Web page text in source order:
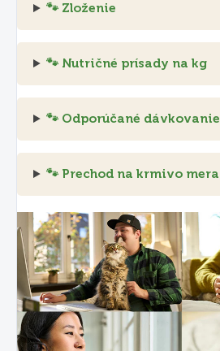
🐾 Zloženie
🐾 Nutričné prísady na kg
🐾 Odporúčané dávkovanie
🐾 Prechod na krmivo mera